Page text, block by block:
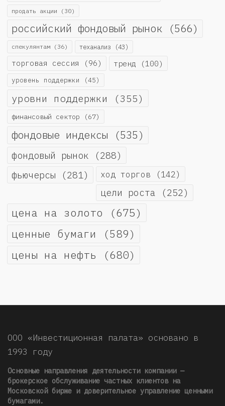
продать акции (30)
российский фондовый рынок (566)
спекулянтам (36) теханализ (43)
торговая сессия (96) тренд (100)
уровень поддержки (45)
уровни поддержки (355)
финансовый сектор (67)
фондовые индексы (535)
фондовый рынок (288)
фьючерсы (281) ход торгов (142)
цели роста (252)
цена на золото (675)
ценные бумаги (589)
цены на нефть (680)
ООО «Инвестиционная палата» основано в
1993 году
Основные направления деятельности компании —
брокерское обслуживание частных клиентов на
Московской бирже и доверительное управление ценными
бумагами.